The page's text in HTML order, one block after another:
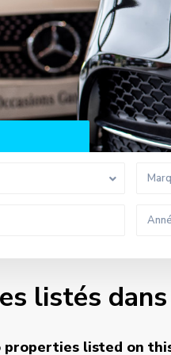
listés
properties listed on